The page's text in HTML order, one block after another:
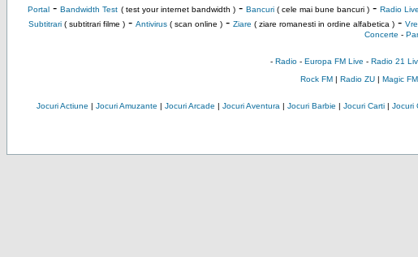
Portal- Bandwidth Test ( test your internet bandwidth )- Bancuri( cele mai bune bancuri )- Radio Live
Subtitrari( subtitrari filme )- Antivirus( scan online )- Ziare ( ziare romanesti in ordine alfabetica )-
Concerte -
- Radio- Europa FM Live - Radio 21
Rock FM| Radio ZU| Magic FM
Jocuri Actiune | Jocuri Amuzante | Jocuri Arcade | Jocuri Aventura | Jocuri Barbie | Jocuri Carti| Jocuri